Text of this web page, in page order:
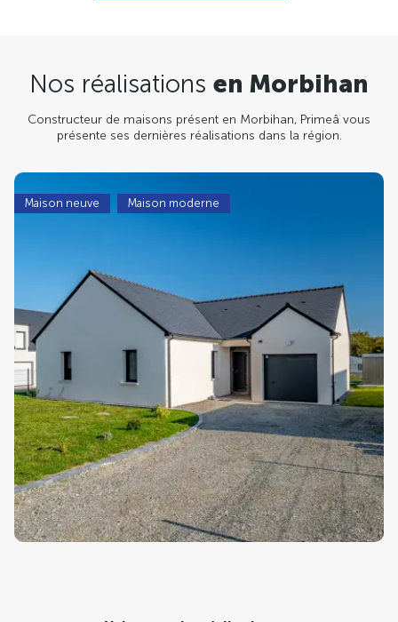
Nos réalisations en Morbihan
Constructeur de maisons présent en Morbihan, Primeâ vous
présente ses dernières réalisations dans la région.
Maison neuve Maison moderne